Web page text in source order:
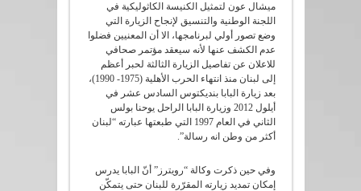
ميشال عون لتمثيل الكنيسة الكاثوليكية في
اللجنة الوطنية والتنسيق لإنجاح الزيارة التي
وضع تصور أولي لبرنامجها، الا أن المعنيين فضلوا
عدم الكشف عنها لأنه سيعقد مؤتمر صحافي
للاعلان عن تفاصيل الزيارة الثالثة لحبر أعظم
إلى لبنان منذ انتهاء الحرب الأهلية (1975- 1990)،
بعد زيارة البابا بنديكتوس السادس عشر في
أيلول 2012 وزيارة البابا الراحل يوحنا بولس
الثاني في العام 1997 التي طبعتها عبارته “لبنان
أكثر من وطن انه رسالة”.
وفي حين ذكرت وكالة “رويترز” أنّ البابا يدرس
إمكان تمديد زيارته المقرّرة للبنان حتى يتمكّن